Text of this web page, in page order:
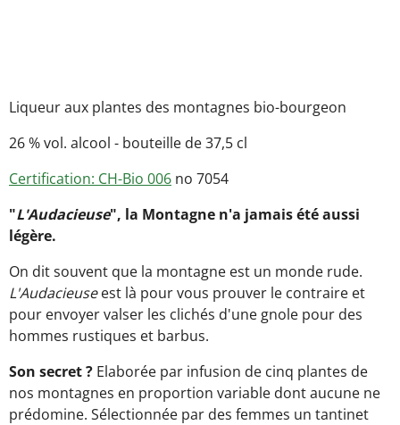
Liqueur aux plantes des montagnes bio-bourgeon
26 % vol. alcool - bouteille de 37,5 cl
Certification: CH-Bio 006 no 7054
"L'Audacieuse", la Montagne n'a jamais été aussi
légère.
On dit souvent que la montagne est un monde rude.
L'Audacieuseest là pour vous prouver le contraire et
pour envoyer valser les clichés d'une gnole pour des
hommes rustiques et barbus.
Son secret ? Elaborée par infusion de cinq plantes de
nos montagnes en proportion variable dont aucune ne
prédomine. Sélectionnée par des femmes un tantinet